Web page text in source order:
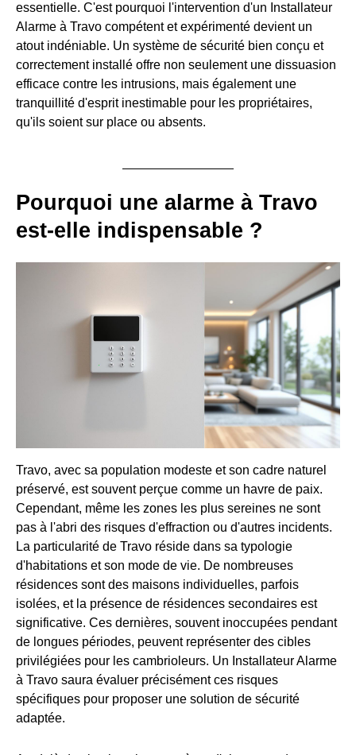
essentielle. C'est pourquoi l'intervention d'un Installateur
Alarme à Travo compétent et expérimenté devient un
atout indéniable. Un système de sécurité bien conçu et
correctement installé offre non seulement une dissuasion
efficace contre les intrusions, mais également une
tranquillité d'esprit inestimable pour les propriétaires,
qu'ils soient sur place ou absents.
Pourquoi une alarme à Travo
est-elle indispensable ?
Travo, avec sa population modeste et son cadre naturel
préservé, est souvent perçue comme un havre de paix.
Cependant, même les zones les plus sereines ne sont
pas à l'abri des risques d'effraction ou d'autres incidents.
La particularité de Travo réside dans sa typologie
d'habitations et son mode de vie. De nombreuses
résidences sont des maisons individuelles, parfois
isolées, et la présence de résidences secondaires est
significative. Ces dernières, souvent inoccupées pendant
de longues périodes, peuvent représenter des cibles
privilégiées pour les cambrioleurs. Un Installateur Alarme
à Travo saura évaluer précisément ces risques
spécifiques pour proposer une solution de sécurité
adaptée.